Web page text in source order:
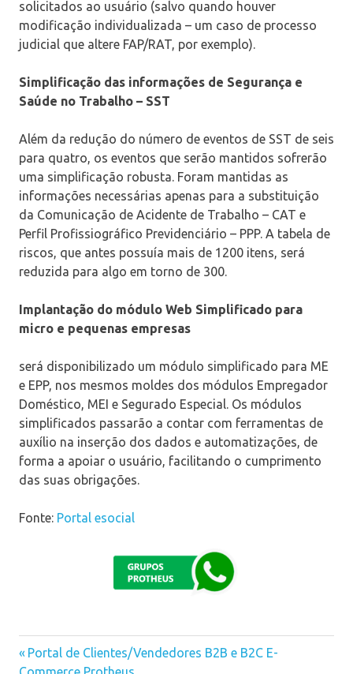
solicitados ao usuário (salvo quando houver
modificação individualizada – um caso de processo
judicial que altere FAP/RAT, por exemplo).
Simplificação das informações de Segurança e
Saúde no Trabalho – SST
Além da redução do número de eventos de SST de seis
para quatro, os eventos que serão mantidos sofrerão
uma simplificação robusta. Foram mantidas as
informações necessárias apenas para a substituição
da Comunicação de Acidente de Trabalho – CAT e
Perfil Profissiográfico Previdenciário – PPP. A tabela de
riscos, que antes possuía mais de 1200 itens, será
reduzida para algo em torno de 300.
Implantação do módulo Web Simplificado para
micro e pequenas empresas
será disponibilizado um módulo simplificado para ME
e EPP, nos mesmos moldes dos módulos Empregador
Doméstico, MEI e Segurado Especial. Os módulos
simplificados passarão a contar com ferramentas de
auxílio na inserção dos dados e automatizações, de
forma a apoiar o usuário, facilitando o cumprimento
das suas obrigações.
Fonte: Portal esocial
esocial
Previous
Portal de Clientes/Vendedores B2B e B2C E-